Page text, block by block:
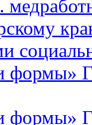
формы»
формы»